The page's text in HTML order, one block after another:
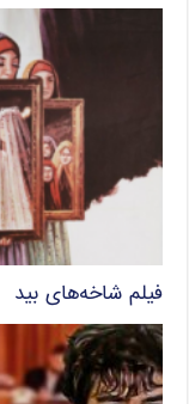
فیلم شاخه‌های بید